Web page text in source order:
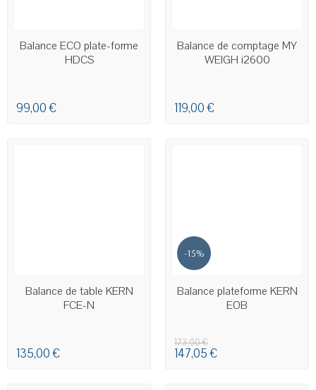
DERNIERS ARTICLES EN STOCK
Balance ECO plate-forme
HDCS
99,00 €
Balance de comptage MY
WEIGH i2600
119,00 €
EN STOCK
Balance de table KERN
FCE-N
135,00 €
-15%
EN STOCK
Balance plateforme KERN
EOB
173,00 €
147,05 €